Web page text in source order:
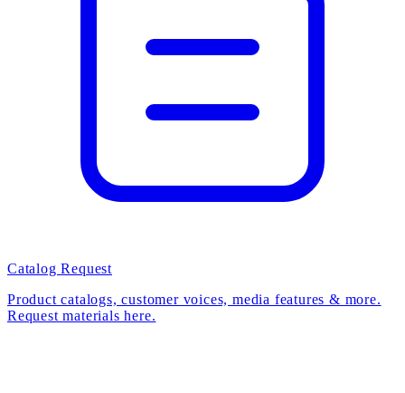
Catalog Request
Product catalogs, customer voices, media features & more.
Request materials here.